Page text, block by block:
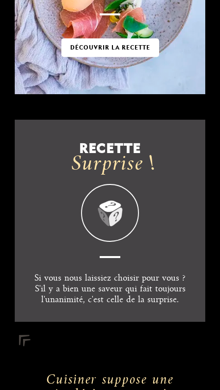
DÉCOUVRIR LA RECETTE
RECETTE
Surprise !
Si vous nous laissiez choisir pour vous ?
S'il y a bien une saveur qui fait toujours
l'unanimité, c'est celle de la surprise.
Cuisiner suppose une